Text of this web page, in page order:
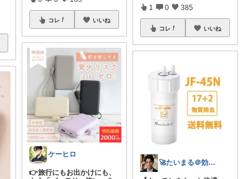
コレ いいね
ケーヒロ
👉旅行にもお出かけにも、
1 0 385
コレ いいね
🚀たいまる＠効率至上主義のセレクトニキ